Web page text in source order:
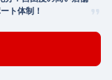
ト体制！